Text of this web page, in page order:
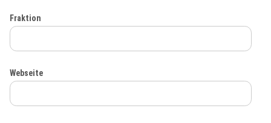
Fraktion
Webseite